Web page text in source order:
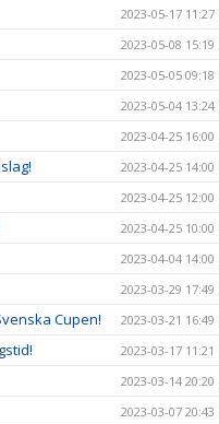
2023-05-17 11:27
2023-05-08 15:19
2023-05-05 09:18
2023-05-04 13:24
2023-04-25 16:00
2023-04-25 14:00
2023-04-25 12:00
2023-04-25 10:00
2023-04-04 14:00
2023-03-29 17:49
Cupen! 2023-03-21 16:49
2023-03-17 11:21
2023-03-14 20:20
2023-03-07 20:43